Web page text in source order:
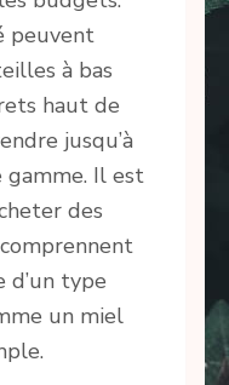
peuvent
à bas
haut de
jusqu’à
Il est
des
d’un type
un miel